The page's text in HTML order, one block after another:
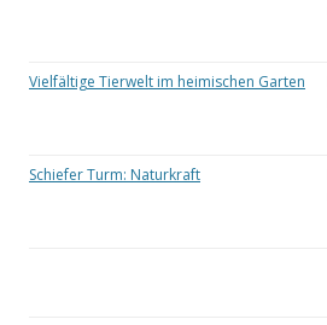
Vielfältige Tierwelt im heimischen Garten
Schiefer Turm: Naturkraft